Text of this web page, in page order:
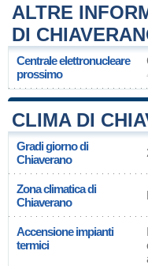
ALTRE
DI
Centrale elettronucleare
prossimo
CLIMA DI
Gradi giorno di
Chiaverano
Zona climatica di
Chiaverano
Accensione impianti
termici